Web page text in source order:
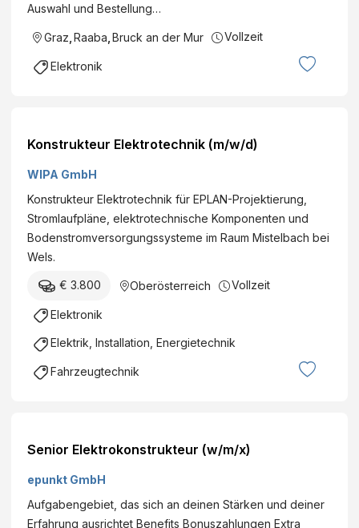
Auswahl und Bestellung…
Graz Raaba Bruck an der Mur Vollzeit
Elektronik
Konstrukteur Elektrotechnik (m/w/d)
WIPA GmbH
Konstrukteur Elektrotechnik für EPLAN-Projektierung,
Stromlaufpläne, elektrotechnische Komponenten und
Bodenstromversorgungssysteme im Raum Mistelbach bei
Wels.
€ 3.800 Oberösterreich Vollzeit
Elektronik
Elektrik, Installation, Energietechnik
Fahrzeugtechnik
Senior Elektrokonstrukteur (w/m/x)
epunkt GmbH
Aufgabengebiet, das sich an deinen Stärken und deiner
Erfahrung ausrichtet Benefits Bonuszahlungen Extra